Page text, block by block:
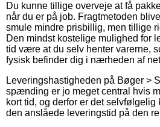
Du kunne tillige overveje at få
når du er på job. Fragtmetoden
smule mindre prisbillig, men tillige
Den mindst kostelige mulighed for
tid være at du selv henter varerne,
fysisk befinder dig i nærheden af
Leveringshastigheden på Bøger >
spænding er jo meget central hvis
kort tid, og derfor er det selvfølgelig
den anslåede leveringstid på den